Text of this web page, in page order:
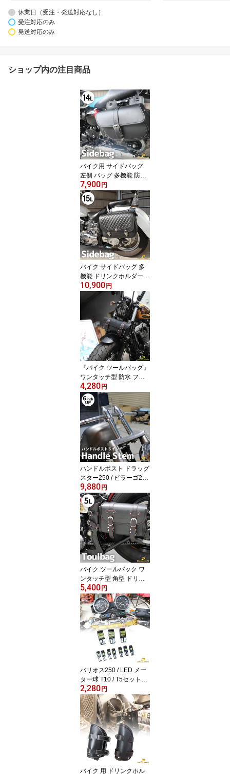
休業日（受注・発送対応なし）
受注対応のみ
発送対応のみ
ショップ内の注目商品
バイク用 サイドバッグ
左側 バッグ 多機能 防水
大容量 14L ドリンクホル
ダー レインカバー 簡易
ロック付き 配線穴あり
バイクサイドバック バイ
クドリンクホルダー バイ
ク用カバン 合皮 バイク
オートバイ アメリカン
黒 ブラック ドラッグス
ター スポ
7,900 円
バイク サイドバッグ 多
機能 ドリンクホルダー
レインカバー 簡易ロック
付き 15L 容量可変可能
バイクサイドバック フル
カバー防水 合皮 オリジ
ナル バイク用品 小物入
れ バッグ 工具入れ マチ
あり コード穴付き Drea
m-Japan製 【DJ-a388】
10,900 円
『バイク ツールバッグ』
ワンタッチ型 防水 フロ
ント ツーリングバッグ
内ポケット付き ツーリン
グバック ツールバック
バッグ 黒 ブラック 簡単
取り付け アメリカン 小
物入れ ハーレー マグナ
ビラーゴ DS エイプ ツー
リング バック ギフト 贈
り物 プレゼント
4,280 円
ハンドルポスト ドラッグ
スター250 / ビラーゴ250
用 専用ボルト付 ハンド
ルポスト ライザー 6イン
チUP 150mmアップ 鬼型
タイプ！ 【Dream-Japa
nオリジナル】
9,880 円
バイク ツールバック ワ
ンタッチ型 角型 ドリン
クホルダー 、内ポケット
付 ( 5L ) ブラック ツール
バッグ バイクツールバッ
グ ツールバック バイク
バッグ バイク用品 小物
入れ バッグ 工具入れ PU
合皮 おしゃれ かっこい
い ステッチ ケースロッ
5,400 円
バリオス250 / LED メー
ター球 T10 / T5セット
【4色あり】 インジゲー
ター球 セット カワサキ
ヤマハ ホンダ 様々な車
種に対応 セットで超お
得！CB400 ゼファー400
/ 1100 ネイキッド【メー
ル便】
2,280 円
バイク 用 ドリンクホル